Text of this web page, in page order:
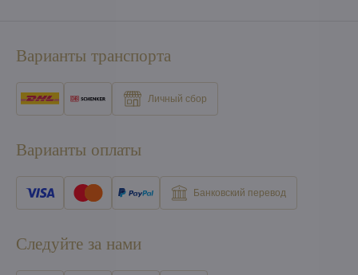
Варианты транспорта
Личный сбор
Варианты оплаты
Банковский перевод
Следуйте за нами